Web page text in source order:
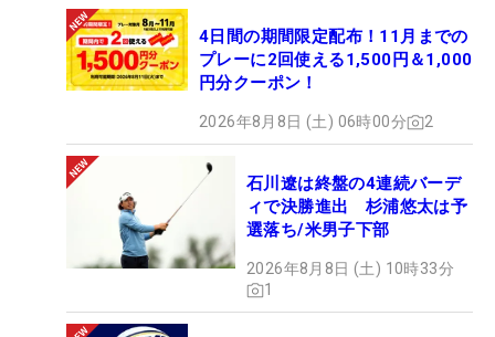
4日間の期間限定配布！11月までの
プレーに2回使える1,500円＆1,000
円分クーポン！
2026年8月8日 (土) 06時00分 2
石川遼は終盤の4連続バーデ
ィで決勝進出 杉浦悠太は予
選落ち/米男子下部
2026年8月8日 (土) 10時33分
1